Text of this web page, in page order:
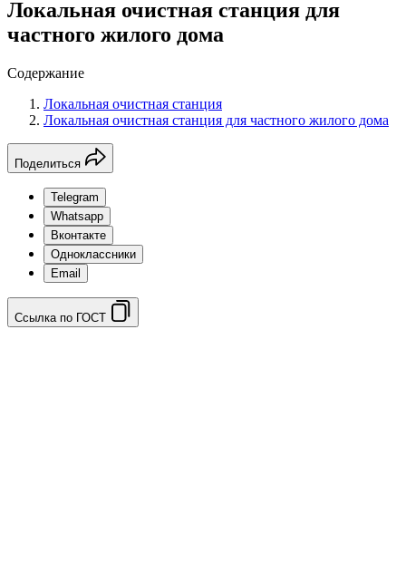
Локальная очистная станция для
частного жилого дома
Содержание
Локальная очистная станция
Локальная очистная станция для частного жилого дома
Поделиться
Telegram
Whatsapp
Вконтакте
Одноклассники
Email
Ссылка по ГОСТ